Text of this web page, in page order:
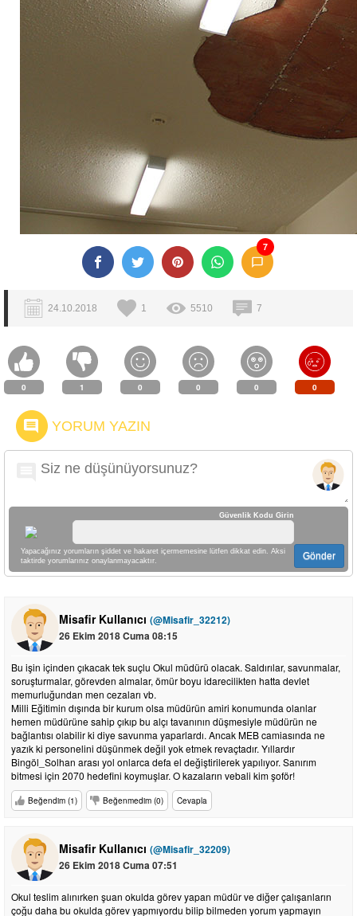
7
24.10.2018 1 5510 7
0 1 0 0 0 0
YORUM YAZIN
Güvenlik Kodu Girin
Yapacağınız yorumların şiddet ve hakaret içermemesine lütfen dikkat edin. Aksi
taktirde yorumlarınız onaylanmayacaktır.
Gönder
Misafir Kullanıcı (@Misafir_32212)
26 Ekim 2018 Cuma 08:15
Bu işin içinden çıkacak tek suçlu Okul müdürü olacak. Saldırılar, savunmalar,
soruşturmalar, görevden almalar, ömür boyu idarecilikten hatta devlet
memurluğundan men cezaları vb.
Milli Eğitimin dışında bir kurum olsa müdürün amiri konumunda olanlar
hemen müdürüne sahip çıkıp bu alçı tavanının düşmesiyle müdürün ne
bağlantısı olabilir ki diye savunma yaparlardı. Ancak MEB camiasında ne
yazık ki personelini düşünmek değil yok etmek revaçtadır. Yıllardır
Bingöl_Solhan arası yol onlarca defa el değiştirilerek yapılıyor. Sanırım
bitmesi için 2070 hedefini koymuşlar. O kazaların vebali kim şoför!
Beğendim (1) Beğenmedim (0) Cevapla
Misafir Kullanıcı (@Misafir_32209)
26 Ekim 2018 Cuma 07:51
Okul teslim alınırken şuan okulda görev yapan müdür ve diğer çalışanların
çoğu daha bu okulda görev yapmıyordu bilip bilmeden yorum yapmayın